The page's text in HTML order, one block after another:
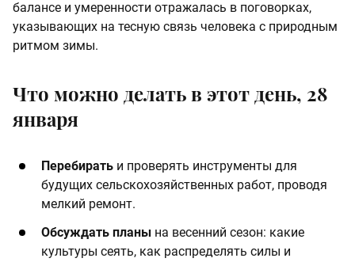
балансе и умеренности отражалась в поговорках,
указывающих на тесную связь человека с природным
ритмом зимы.
Что можно делать в этот день, 28
января
Перебирать и проверять инструменты для
будущих сельскохозяйственных работ, проводя
мелкий ремонт.
Обсуждать планы на весенний сезон: какие
культуры сеять, как распределять силы и